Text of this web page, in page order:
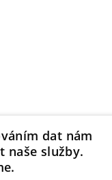
dat nám
naše služby.